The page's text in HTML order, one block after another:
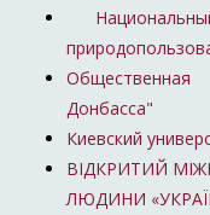
Донбасса"
Киевский
ВІДКРИТИЙ
ЛЮДИНИ